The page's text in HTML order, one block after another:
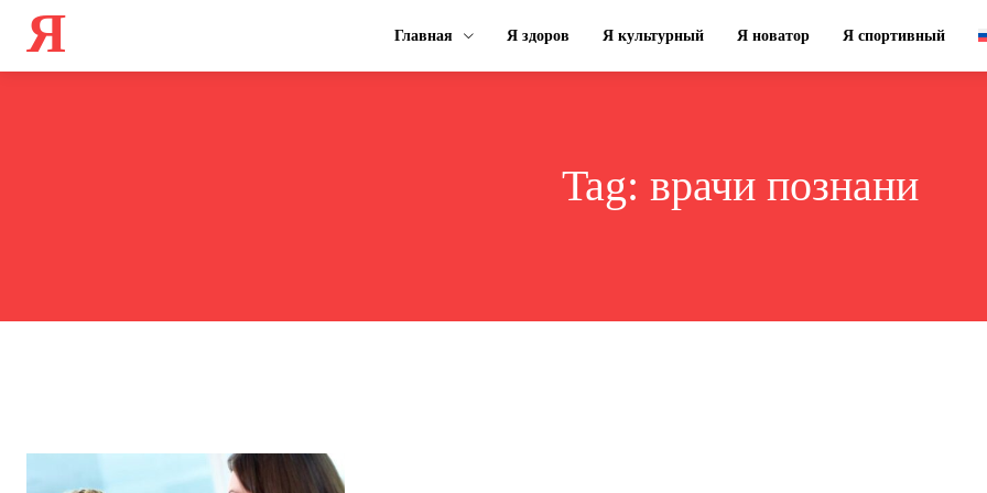
Я Главная Я здоров Я культурный Я новатор Я спортивный
Tag: врачи познани